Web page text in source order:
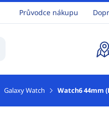
Průvodce nákupu
Galaxy Watch Watch6 44mm